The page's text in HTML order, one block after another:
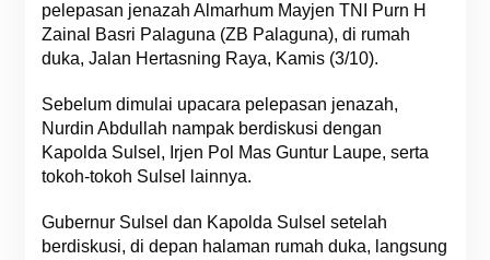
pelepasan jenazah Almarhum Mayjen TNI Purn H
Zainal Basri Palaguna (ZB Palaguna), di rumah
duka, Jalan Hertasning Raya, Kamis (3/10).
Sebelum dimulai upacara pelepasan jenazah,
Nurdin Abdullah nampak berdiskusi dengan
Kapolda Sulsel, Irjen Pol Mas Guntur Laupe, serta
tokoh-tokoh Sulsel lainnya.
Gubernur Sulsel dan Kapolda Sulsel setelah
berdiskusi, di depan halaman rumah duka, langsung